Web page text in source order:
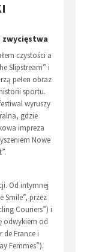
czystości a
Slipstream” i
pełen obraz
sportu.
wyruszy
gdzie
impreza
Nowe
Od intymnej
Smile”, przez
Couriers”) i
odwykiem od
de France i
Femmes”).